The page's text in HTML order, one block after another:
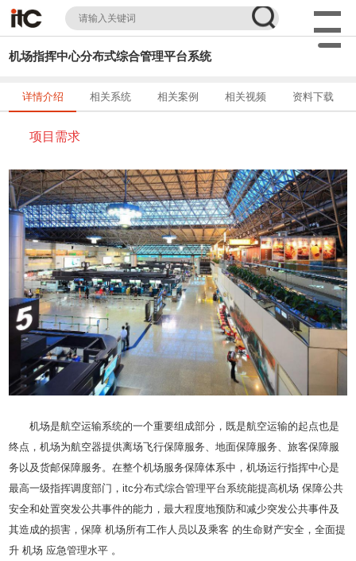
机场指挥中心分布式综合管理平台系统
详情介绍 相关系统 相关案例 相关视频 资料下载
项目需求
机场是航空运输系统的一个重要组成部分，既是航空运输的起点也是
终点，机场为航空器提供离场飞行保障服务、地面保障服务、旅客保障服
务以及货邮保障服务。在整个机场服务保障体系中，机场运行指挥中心是
最高一级指挥调度部门，itc分布式综合管理平台系统能提高机场 保障公共
安全和处置突发公共事件的能力，最大程度地预防和减少突发公共事件及
其造成的损害，保障 机场所有工作人员以及乘客 的生命财产安全，全面提
升 机场 应急管理水平 。